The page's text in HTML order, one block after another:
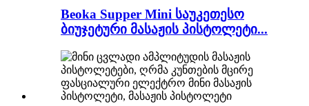
Beoka Supper Mini საუკეთესო
ბიუჯეტური მასაჟის პისტოლეტი...